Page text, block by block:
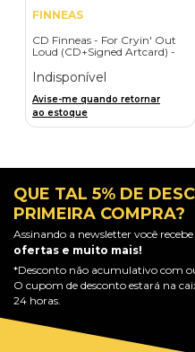
FINNEAS
CD Finneas - For Cryin' Out
Loud (CD+Signed Artcard) -
Indisponível
Avise-me quando retornar
ao estoque
QUE TAL 5% DE
PRIMEIRA COMPRA?
Assinando a newsletter você
ofertas e muito mais!
*Desconto não acumulativo com
O cupom de desconto estará na
24 horas.